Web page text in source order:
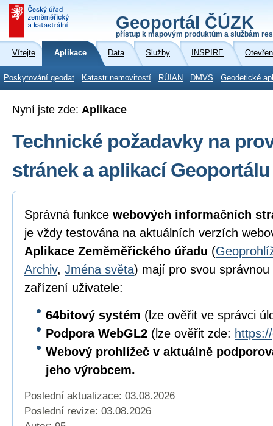
Geoportál ČÚZK
přístup k mapovým produktům a službám
Vítejte Aplikace Data Služby INSPIRE
Poskytování geodat Katastr nemovitostí RÚIAN DMVS Geodetické
Nyní jste zde: Aplikace
Technické požadavky na
stránek a aplikací Geoportálu
Správná funkce webových informačních
je vždy testována na aktuálních verzích
Aplikace Zeměměřického úřadu (
Archiv, Jména světa) mají pro svou
zařízení uživatele:
64bitový systém (lze ověřit ve správci
Podpora WebGL2 (lze ověřit zde:
Webový prohlížeč v aktuálně
jeho výrobcem.
Poslední aktualizace: 03.08.2026
Poslední revize: 03.08.2026